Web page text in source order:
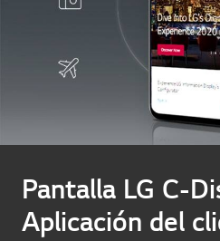
Pantalla LG C-
Aplicación del